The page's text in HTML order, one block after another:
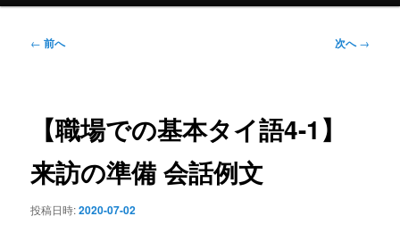
投
ョ
ン
← 前へ 次へ→
【職場での基本タイ語4-1】
来訪の準備 会話例文
投稿日時:2020-07-02